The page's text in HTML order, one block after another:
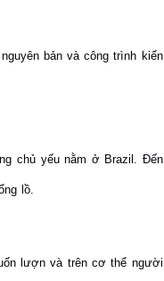
bản và công trình kiến
chủ yếu nằm ở Brazil. Đến
lồ.
lượn và trên cơ thể người